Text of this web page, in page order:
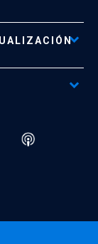
Importante
file_download